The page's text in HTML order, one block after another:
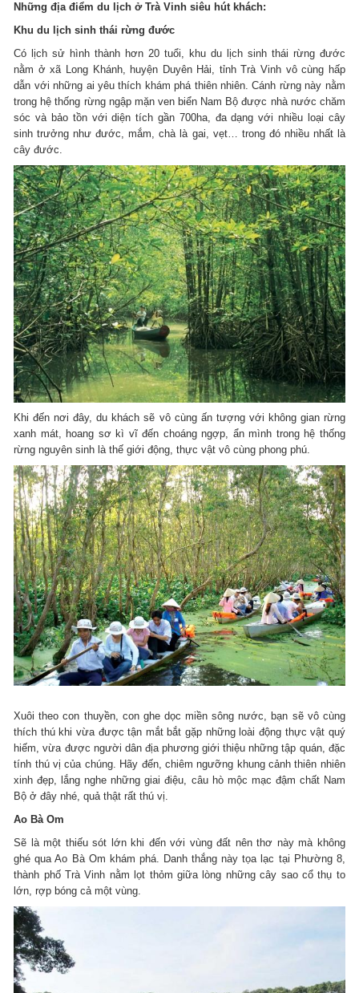
Những địa điểm du lịch ở Trà Vinh siêu hút khách:
Khu du lịch sinh thái rừng đước
Có lịch sử hình thành hơn 20 tuổi, khu du lịch sinh thái rừng đước
nằm ở xã Long Khánh, huyện Duyên Hải, tỉnh Trà Vinh vô cùng hấp
dẫn với những ai yêu thích khám phá thiên nhiên. Cánh rừng này nằm
trong hệ thống rừng ngập mặn ven biển Nam Bộ được nhà nước chăm
sóc và bảo tồn với diện tích gần 700ha, đa dạng với nhiều loại cây
sinh trưởng như đước, mắm, chà là gai, vẹt… trong đó nhiều nhất là
cây đước.
Khi đến nơi đây, du khách sẽ vô cùng ấn tượng với không gian rừng
xanh mát, hoang sơ kì vĩ đến choáng ngợp, ẩn mình trong hệ thống
rừng nguyên sinh là thế giới động, thực vật vô cùng phong phú.
Xuôi theo con thuyền, con ghe dọc miền sông nước, bạn sẽ vô cùng
thích thú khi vừa được tận mắt bắt gặp những loài động thực vật quý
hiếm, vừa được người dân địa phương giới thiệu những tập quán, đặc
tính thú vị của chúng. Hãy đến, chiêm ngưỡng khung cảnh thiên nhiên
xinh đẹp, lắng nghe những giai điệu, câu hò mộc mạc đậm chất Nam
Bộ ở đây nhé, quả thật rất thú vị.
Ao Bà Om
Sẽ là một thiếu sót lớn khi đến với vùng đất nên thơ này mà không
ghé qua Ao Bà Om khám phá. Danh thắng này tọa lạc tại Phường 8,
thành phố Trà Vinh nằm lọt thỏm giữa lòng những cây sao cổ thụ to
lớn, rợp bóng cả một vùng.